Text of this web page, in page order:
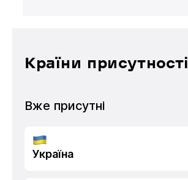
Країни присутності
Вже присутні
Україна